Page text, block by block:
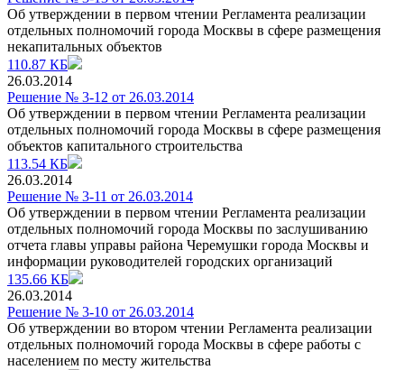
Об утверждении в первом чтении Регламента реализации
отдельных полномочий города Москвы в сфере размещения
некапитальных объектов
110.87 КБ
26.03.2014
Решение № 3-12 от 26.03.2014
Об утверждении в первом чтении Регламента реализации
отдельных полномочий города Москвы в сфере размещения
объектов капитального строительства
113.54 КБ
26.03.2014
Решение № 3-11 от 26.03.2014
Об утверждении в первом чтении Регламента реализации
отдельных полномочий города Москвы по заслушиванию
отчета главы управы района Черемушки города Москвы и
информации руководителей городских организаций
135.66 КБ
26.03.2014
Решение № 3-10 от 26.03.2014
Об утверждении во втором чтении Регламента реализации
отдельных полномочий города Москвы в сфере работы с
населением по месту жительства